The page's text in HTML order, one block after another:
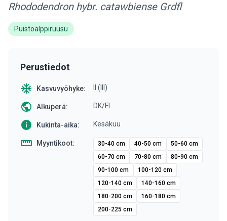
Rhododendron hybr. catawbiense Grdfl
Puistoalppiruusu
Perustiedot
ac_unit Kasvuvyöhyke: II (III)
public Alkuperä: DK/FI
info Kukinta-aika: Kesäkuu
straighten Myyntikoot: 30-40 cm 40-50 cm
50-60 cm
60-70 cm
70-80 cm
80-90 cm
90-100 cm
100-120 cm
120-140 cm
140-160 cm
180-200 cm
160-180 cm
200-225 cm